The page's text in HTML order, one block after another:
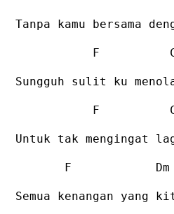
Tanpa kamu bersama
F
Sungguh sulit ku
F
Untuk tak mengingat
F Dm
Semua kenangan yang